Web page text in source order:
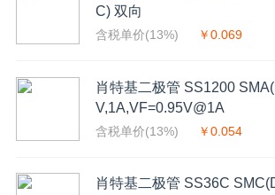
C) 双向
含税单价(13%) ￥0.069
肖特基二极管 SS1200
V,1A,VF=0.95V@1A
含税单价(13%) ￥0.054
肖特基二极管 SS36C